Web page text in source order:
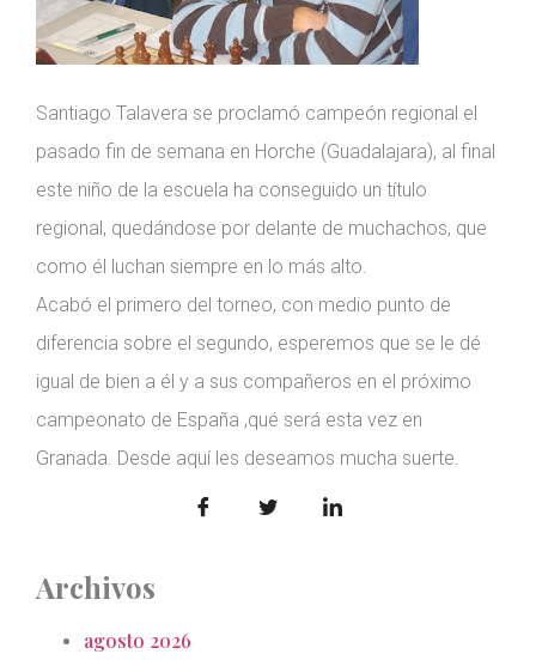
Santiago Talavera se proclamó campeón regional el
pasado fin de semana en Horche (Guadalajara), al final
este niño de la escuela ha conseguido un título
regional, quedándose por delante de muchachos, que
como él luchan siempre en lo más alto.
Acabó el primero del torneo, con medio punto de
diferencia sobre el segundo, esperemos que se le dé
igual de bien a él y a sus compañeros en el próximo
campeonato de España ,qué será esta vez en
Granada. Desde aquí les deseamos mucha suerte.
Archivos
agosto 2026